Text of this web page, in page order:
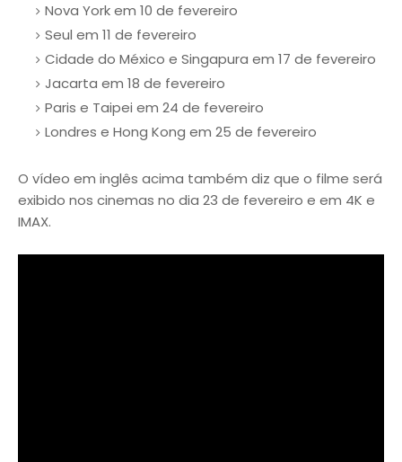
Nova York em 10 de fevereiro
Seul em 11 de fevereiro
Cidade do México e Singapura em 17 de fevereiro
Jacarta em 18 de fevereiro
Paris e Taipei em 24 de fevereiro
Londres e Hong Kong em 25 de fevereiro
O vídeo em inglês acima também diz que o filme será
exibido nos cinemas no dia 23 de fevereiro e em 4K e
IMAX.